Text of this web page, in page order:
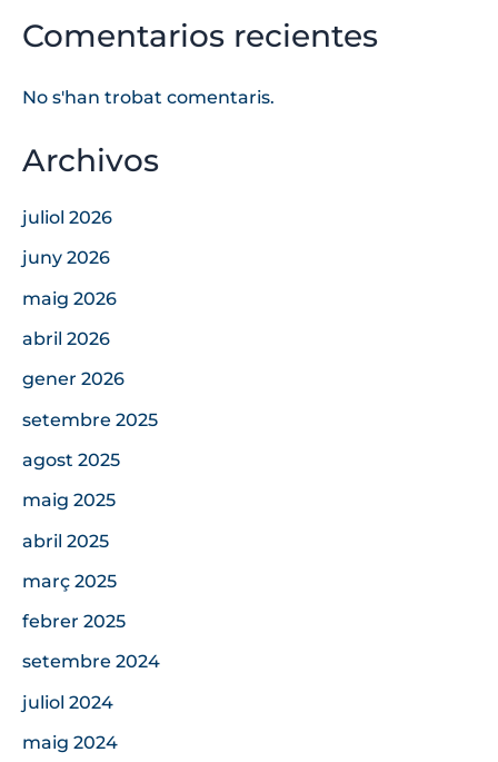
Comentarios recientes
No s'han trobat comentaris.
Archivos
juliol 2026
juny 2026
maig 2026
abril 2026
gener 2026
setembre 2025
agost 2025
maig 2025
abril 2025
març 2025
febrer 2025
setembre 2024
juliol 2024
maig 2024